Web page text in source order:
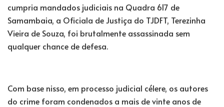
cumpria mandados judiciais na Quadra 617 de
Samambaia, a Oficiala de Justiça do TJDFT, Terezinha
Vieira de Souza, foi brutalmente assassinada sem
qualquer chance de defesa.
Com base nisso, em processo judicial célere, os autores
do crime foram condenados a mais de vinte anos de